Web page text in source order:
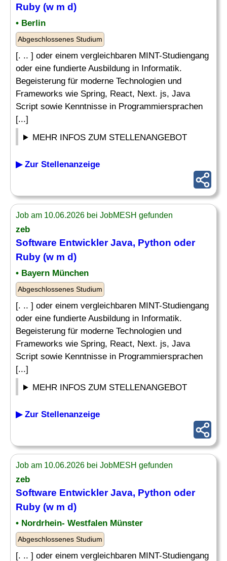
Ruby (w m d)
• Berlin
Abgeschlossenes Studium
[. .. ] oder einem vergleichbaren MINT-Studiengang
oder eine fundierte Ausbildung in Informatik.
Begeisterung für moderne Technologien und
Frameworks wie Spring, React, Next. js, Java
Script sowie Kenntnisse in Programmiersprachen
[...]
MEHR INFOS ZUM STELLENANGEBOT
▶ Zur Stellenanzeige
Job am 10.06.2026 bei JobMESH gefunden
zeb
Software Entwickler Java, Python oder
Ruby (w m d)
• Bayern München
Abgeschlossenes Studium
[. .. ] oder einem vergleichbaren MINT-Studiengang
oder eine fundierte Ausbildung in Informatik.
Begeisterung für moderne Technologien und
Frameworks wie Spring, React, Next. js, Java
Script sowie Kenntnisse in Programmiersprachen
[...]
MEHR INFOS ZUM STELLENANGEBOT
▶ Zur Stellenanzeige
Job am 10.06.2026 bei JobMESH gefunden
zeb
Software Entwickler Java, Python oder
Ruby (w m d)
• Nordrhein- Westfalen Münster
Abgeschlossenes Studium
[. .. ] oder einem vergleichbaren MINT-Studiengang